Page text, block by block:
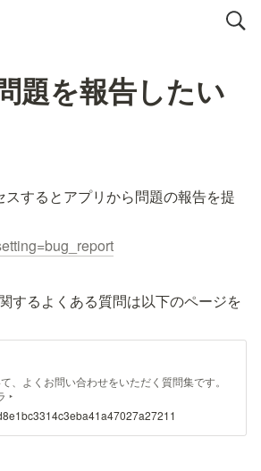
題を報告したい
するとアプリから問題の報告を提
するよくある質問は以下のページを
、よくお問い合わせをいただく質問集です。
‣